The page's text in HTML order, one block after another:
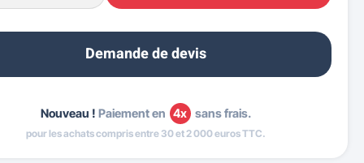
Demande de devis
Nouveau ! Paiement en 4x sans frais.
pour les achats compris entre 30 et 2 000 euros TTC.